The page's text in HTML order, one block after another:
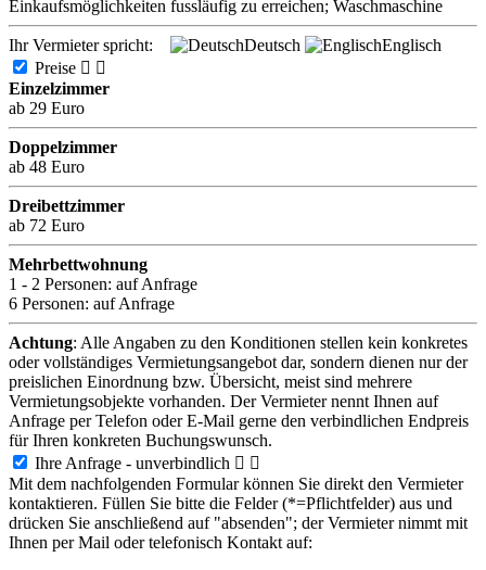
Einkaufsmöglichkeiten fussläufig zu erreichen; Waschmaschine
Ihr Vermieter spricht: Deutsch
Englisch
Preise  
Einzelzimmer
ab 29 Euro
Doppelzimmer
ab 48 Euro
Dreibettzimmer
ab 72 Euro
Mehrbettwohnung
1 - 2 Personen: auf Anfrage
6 Personen: auf Anfrage
Achtung: Alle Angaben zu den Konditionen stellen kein konkretes
oder vollständiges Vermietungsangebot dar, sondern dienen nur der
preislichen Einordnung bzw. Übersicht, meist sind mehrere
Vermietungsobjekte vorhanden. Der Vermieter nennt Ihnen auf
Anfrage per Telefon oder E-Mail gerne den verbindlichen Endpreis
für Ihren konkreten Buchungswunsch.
Ihre Anfrage - unverbindlich  
Mit dem nachfolgenden Formular können Sie direkt den Vermieter
kontaktieren. Füllen Sie bitte die Felder (*=Pflichtfelder) aus und
drücken Sie anschließend auf "absenden"; der Vermieter nimmt mit
Ihnen per Mail oder telefonisch Kontakt auf: